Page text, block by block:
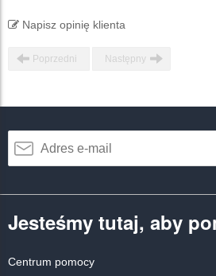
Napisz opinię klienta
Poprzedni Następny
Jesteśmy tutaj, aby
Centrum pomocy